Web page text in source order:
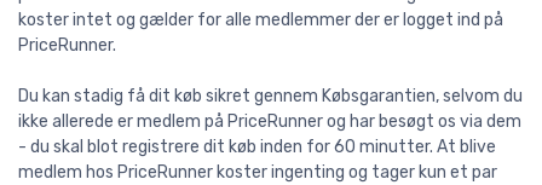
koster intet og gælder for alle medlemmer der er logget ind på
PriceRunner.
Du kan stadig få dit køb sikret gennem Købsgarantien, selvom du
ikke allerede er medlem på PriceRunner og har besøgt os via dem
- du skal blot registrere dit køb inden for 60 minutter. At blive
medlem hos PriceRunner koster ingenting og tager kun et par